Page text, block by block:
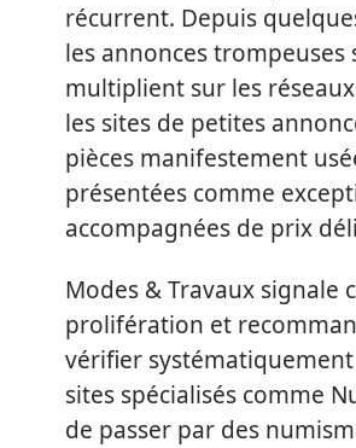
récurrent. Depuis
les annonces trompeuses
multiplient sur les
les sites de petites
pièces manifestement
présentées comme
accompagnées de prix
Modes & Travaux signale
prolifération et
vérifier
sites spécialisés comme
de passer par des